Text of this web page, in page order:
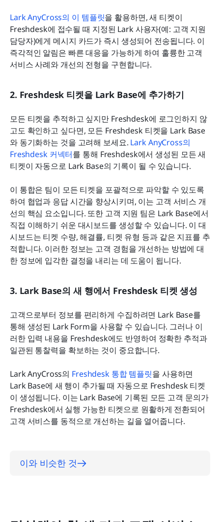
Lark AnyCross의 이 템플릿을 활용하면, 새 티켓이
Freshdesk에 접수될 때 지정된 Lark 사용자(예: 고객 지원
담당자)에게 메시지 카드가 즉시 생성되어 전송됩니다. 이
즉각적인 알림은 빠른 대응을 가능하게 하여 훌륭한 고객
서비스 사례와 개선의 전형을 구현합니다.
2. Freshdesk 티켓을 Lark Base에 추가하기
모든 티켓을 추적하고 싶지만 Freshdesk에 로그인하지 않
고도 확인하고 싶다면, 모든 Freshdesk 티켓을 Lark Base
와 동기화하는 것을 고려해 보세요. Lark AnyCross의
Freshdesk 커넥터를 통해 Freshdesk에서 생성된 모든 새
티켓이 자동으로 Lark Base의 기록이 될 수 있습니다.
이 통합은 팀이 모든 티켓을 포괄적으로 파악할 수 있도록
하여 협업과 응답 시간을 향상시키며, 이는 고객 서비스 개
선의 핵심 요소입니다. 또한 고객 지원 팀은 Lark Base에서
직접 이해하기 쉬운 대시보드를 생성할 수 있습니다. 이 대
시보드는 티켓 수량, 해결률, 티켓 유형 등과 같은 지표를 추
적합니다. 이러한 정보는 고객 경험을 개선하는 방법에 대
한 정보에 입각한 결정을 내리는 데 도움이 됩니다.
3. Lark Base의 새 행에서 Freshdesk 티켓 생성
고객으로부터 정보를 편리하게 수집하려면 Lark Base를
통해 생성된 Lark Form을 사용할 수 있습니다. 그러나 이
러한 입력 내용을 Freshdesk에도 반영하여 정확한 추적과
일관된 통찰력을 확보하는 것이 중요합니다.
Lark AnyCross의 Freshdesk 통합 템플릿을 사용하면
Lark Base에 새 행이 추가될 때 자동으로 Freshdesk 티켓
이 생성됩니다. 이는 Lark Base에 기록된 모든 고객 문의가
Freshdesk에서 실행 가능한 티켓으로 원활하게 전환되어
고객 서비스를 동적으로 개선하는 길을 열어줍니다.
이와 비슷한 것